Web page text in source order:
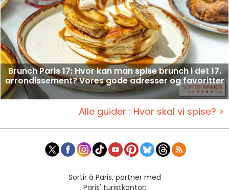
Brunch Paris 17: Hvor kan man spise brunch i det 17.
arrondissement? Vores gode adresser og favoritter
Alle guider : Hvor skal vi spise? >
Sortir à Paris, partner med
Paris' turistkontor: